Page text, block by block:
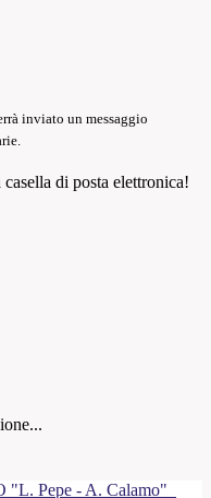
inviato un messaggio
di posta elettronica!